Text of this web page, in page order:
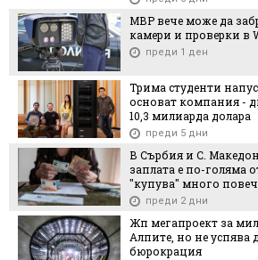
МВР вече може да
камери и проверки в
преди 1 ден
Трима студенти
основат компания -
10,3 милиарда долара
преди 5 дни
В Сърбия и С.
заплата е по-голяма
"купува" много
преди 2 дни
Жп мегапроект за
Алпите, но не успява
бюрокрация